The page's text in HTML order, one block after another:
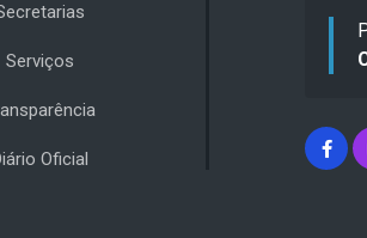
Serviços
Oficial